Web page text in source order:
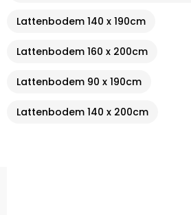
Lattenbodem 140 x 190cm
Lattenbodem 160 x 200cm
Lattenbodem 90 x 190cm
Lattenbodem 140 x 200cm